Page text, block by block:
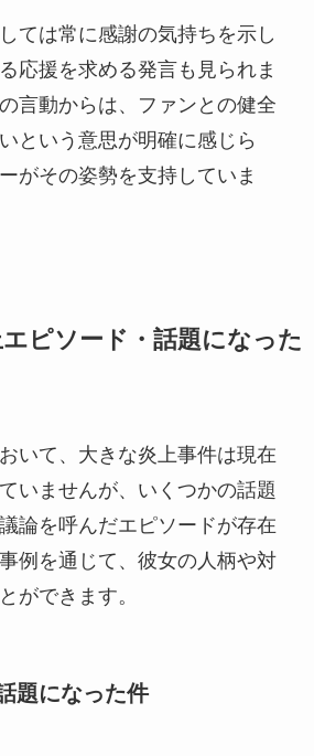
ては常に感謝の気持ちを示し
応援を求める発言も見られま
言動からは、ファンとの健全
という意思が明確に感じら
がその姿勢を支持していま
ピソード・話題になった
いて、大きな炎上事件は現在
いませんが、いくつかの話題
論を呼んだエピソードが存在
例を通じて、彼女の人柄や対
ができます。
題になった件